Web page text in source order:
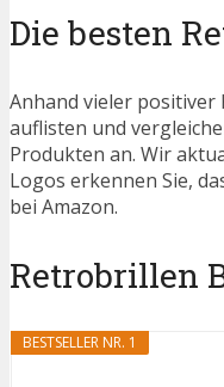
Die besten
Anhand vieler
auflisten und
Produkten an. Wir
Logos erkennen Sie,
bei Amazon.
Retrobrillen
BESTSELLER NR. 1